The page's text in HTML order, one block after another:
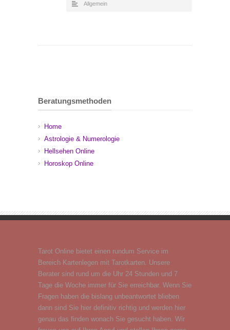
Allgemein
Beratungsmethoden
Home
Astrologie & Numerologie
Hellsehen Online
Horoskop Online
Tarot Online bietet einen rundum Service im
Bereich Kartenlegen mit Tarotkarten. Unsere
Berater sind rund um die Uhr 24 Stunden und 7
Tage die Woche immer für Sie erreichbar. Wenn Sie
Fragen haben die bislang unbeantwortet blieben
dann sind Sie hier definitiv richtig und werden hier
genau das finden wonach Sie gesucht haben. Wir